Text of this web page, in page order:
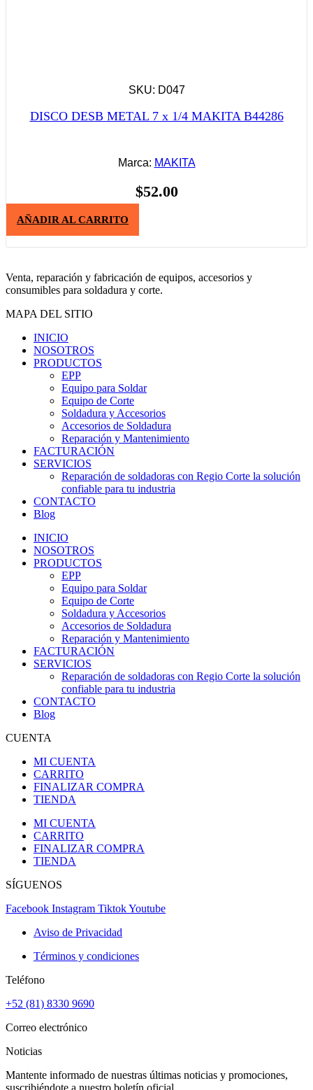
SKU: D047
DISCO DESB METAL 7 x 1/4 MAKITA B44286
Marca: MAKITA
$52.00
AÑADIR AL CARRITO
Venta, reparación y fabricación de equipos, accesorios y
consumibles para soldadura y corte.
MAPA DEL SITIO
INICIO
NOSOTROS
PRODUCTOS
EPP
Equipo para Soldar
Equipo de Corte
Soldadura y Accesorios
Accesorios de Soldadura
Reparación y Mantenimiento
FACTURACIÓN
SERVICIOS
Reparación de soldadoras con Regio Corte la solución
confiable para tu industria
CONTACTO
Blog
INICIO
NOSOTROS
PRODUCTOS
EPP
Equipo para Soldar
Equipo de Corte
Soldadura y Accesorios
Accesorios de Soldadura
Reparación y Mantenimiento
FACTURACIÓN
SERVICIOS
Reparación de soldadoras con Regio Corte la solución
confiable para tu industria
CONTACTO
Blog
CUENTA
MI CUENTA
CARRITO
FINALIZAR COMPRA
TIENDA
MI CUENTA
CARRITO
FINALIZAR COMPRA
TIENDA
SÍGUENOS
Facebook Instagram TiktokYoutube
Aviso de Privacidad
Términos y condiciones
Teléfono
+52 (81) 8330 9690
Correo electrónico
Noticias
Mantente informado de nuestras últimas noticias y promociones,
suscribiéndote a nuestro boletín oficial